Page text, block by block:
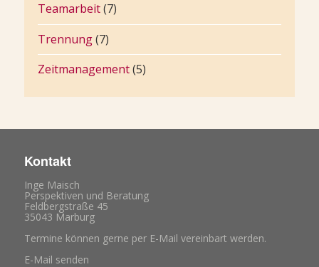
Teamarbeit(7)
Trennung(7)
Zeitmanagement(5)
Kontakt
Inge Maisch
Perspektiven und Beratung
Feldbergstraße 45
35043 Marburg
Termine können gerne per E-Mail vereinbart werden.
E-Mail senden